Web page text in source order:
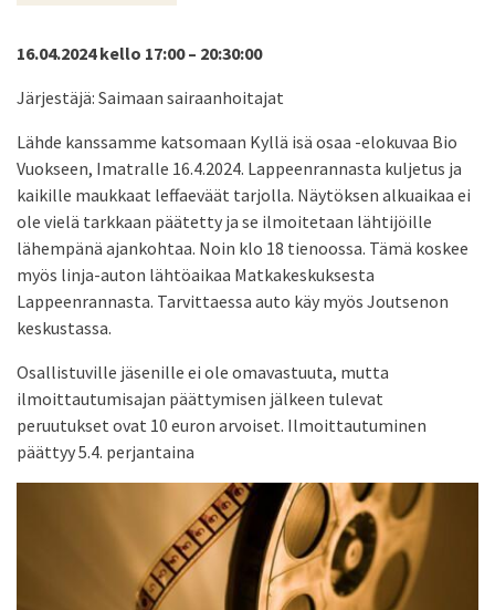
16.04.2024 kello 17:00 – 20:30:00
Järjestäjä: Saimaan sairaanhoitajat
Lähde kanssamme katsomaan Kyllä isä osaa -elokuvaa Bio
Vuokseen, Imatralle 16.4.2024. Lappeenrannasta kuljetus ja
kaikille maukkaat leffaeväät tarjolla. Näytöksen alkuaikaa ei
ole vielä tarkkaan päätetty ja se ilmoitetaan lähtijöille
lähempänä ajankohtaa. Noin klo 18 tienoossa. Tämä koskee
myös linja-auton lähtöaikaa Matkakeskuksesta
Lappeenrannasta. Tarvittaessa auto käy myös Joutsenon
keskustassa.
Osallistuville jäsenille ei ole omavastuuta, mutta
ilmoittautumisajan päättymisen jälkeen tulevat
peruutukset ovat 10 euron arvoiset. Ilmoittautuminen
päättyy 5.4. perjantaina